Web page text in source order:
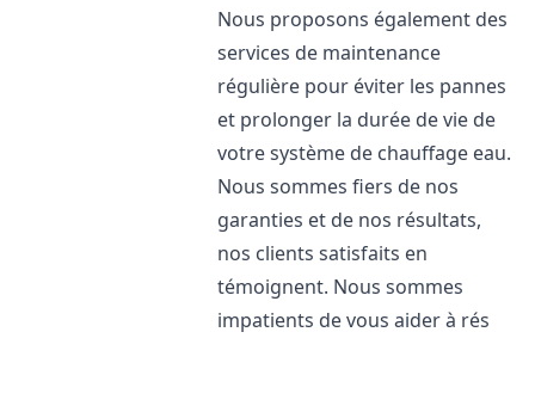
Nous proposons également des
services de maintenance
régulière pour éviter les pannes
et prolonger la durée de vie de
votre système de chauffage eau.
Nous sommes fiers de nos
garanties et de nos résultats,
nos clients satisfaits en
témoignent. Nous sommes
impatients de vous aider à rés